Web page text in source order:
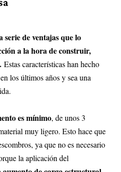
serie de ventajas que lo
a la hora de construir,
Estas características han hecho
los últimos años y sea una
es mínimo, de unos 3
muy ligero. Esto hace que
ya que no es necesario
la aplicación del